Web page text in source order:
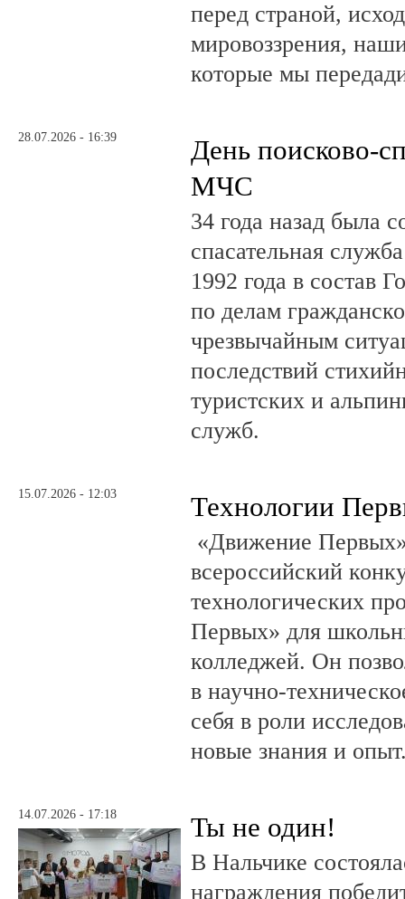
перед страной,
мировоззрения,
которые мы
28.07.2026 - 16:39
День поисково-
МЧС
34 года назад была
спасательная
1992 года в состав
по делам
чрезвычайным
последствий
туристских и
служб.
15.07.2026 - 12:03 Технологии
«Движение Первых»
всероссийский
технологических
Первых» для
колледжей. Он
в научно-
себя в роли
новые знания и
14.07.2026 - 17:18 Ты не один!
В Нальчике
награждения